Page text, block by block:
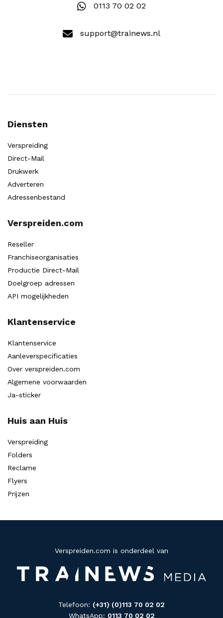
0113 70 02 02
support@trainews.nl
Diensten
Verspreiding
Direct-Mail
Drukwerk
Adverteren
Adressenbestand
Verspreiden.com
Reseller
Franchiseorganisaties
Productie Direct-Mail
Doelgroep adressen
API mogelijkheden
Klantenservice
Klantenservice
Aanleverspecificaties
Over verspreiden.com
Algemene voorwaarden
Ja-sticker
Huis aan Huis
Verspreiding
Folders
Reclame
Flyers
Prijzen
Verspreiden.com is onderdeel van
Telefoon: (+31) (0)113 70 02 02
WhatsApp: 0113 70 02 02